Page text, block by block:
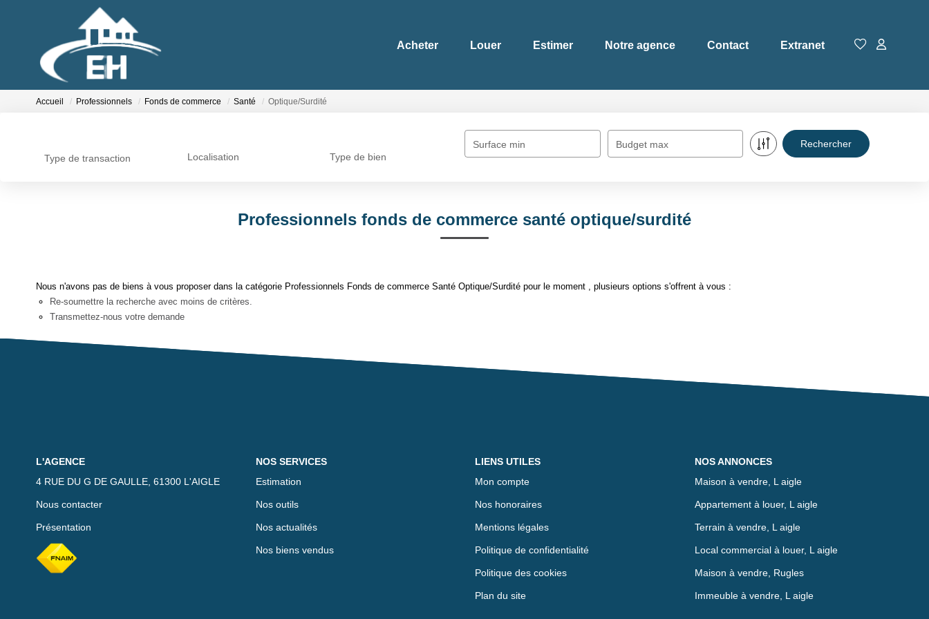
Acheter Louer Estimer Notre agence Contact Extranet
Accueil Professionnels Fonds de commerce Santé Optique/Surdité
Type de transaction Localisation Type de bien
Surface min Budget max
Professionnels fonds de commerce santé optique/surdité
Nous n'avons pas de biens à vous proposer dans la catégorie Professionnels Fonds de commerce Santé Optique/Surdité pour le moment , plusieurs options s'offrent à vous :
Re-soumettre la recherche avec moins de critères.
Transmettez-nous votre demande
L'AGENCE
4 RUE DU G DE GAULLE, 61300 L'AIGLE
Nous contacter
Présentation
NOS SERVICES
Estimation
Nos outils
Nos actualités
Nos biens vendus
LIENS UTILES
Mon compte
Nos honoraires
Mentions légales
Politique de confidentialité
Politique des cookies
Plan du site
NOS ANNONCES
Maison à vendre, L aigle
Appartement à louer, L aigle
Terrain à vendre, L aigle
Local commercial à louer, L aigle
Maison à vendre, Rugles
Immeuble à vendre, L aigle